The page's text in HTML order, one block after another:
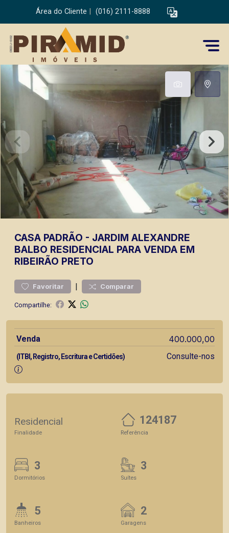
Área do Cliente (016) 2111-8888
CASA PADRÃO - JARDIM ALEXANDRE
BALBO RESIDENCIAL PARA VENDA EM
RIBEIRÃO PRETO
Favoritar | Comparar
Compartilhe:
Venda 400.000,00
(ITBI, Registro, Escritura e Certidões) Consulte-nos
Residencial
Finalidade
124187
Referência
3
Dormitórios
3
Suítes
5
Banheiros
2
Garagens